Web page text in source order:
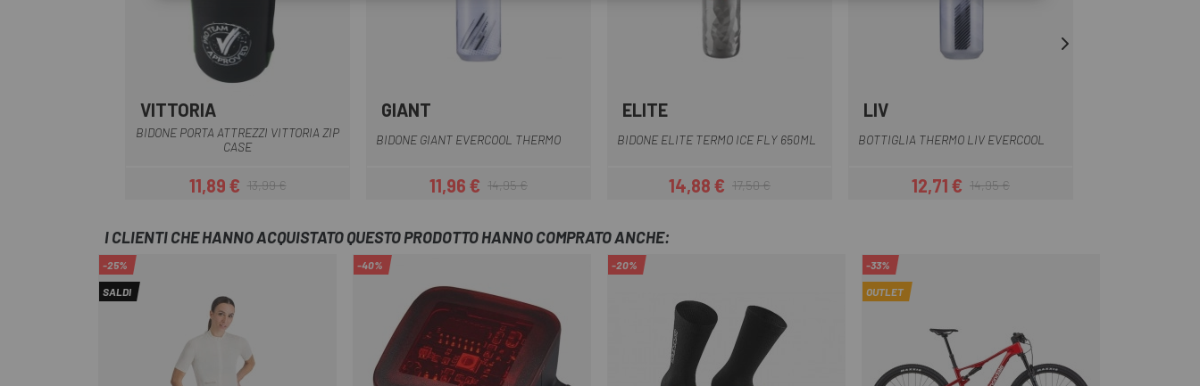
VITTORIA
BIDONE PORTA ATTREZZI VITTORIA ZIP
CASE
Prezzo
11,89 €Prezzo base
13,99 €
GIANT
BIDONE GIANT EVERCOOL THERMO
Prezzo
11,96 €Prezzo base
14,95 €
ELITE
BIDONE ELITE TERMO ICE FLY 650ML
Prezzo
14,88 €Prezzo base
17,50 €
LIV
BOTTIGLIA THERMO LIV EVERCOOL
Prezzo
12,71 €Prezzo base
14,95 €
I CLIENTI CHE HANNO ACQUISTATO QUESTO PRODOTTO HANNO COMPRATO ANCHE:
-25%
SALDI
-40% -20% -33%
OUTLET